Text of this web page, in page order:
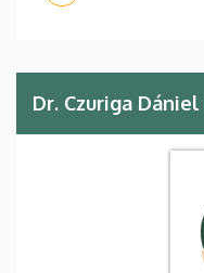
Dr. Czuriga Dániel